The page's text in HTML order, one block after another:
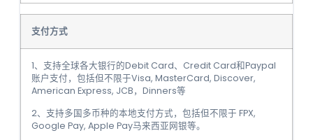
支付方式
1、支持全球各大银行的Debit Card、Credit Card和Paypal
账户支付，包括但不限于Visa, MasterCard, Discover,
American Express, JCB，Dinners等
2、支持多国多币种的本地支付方式，包括但不限于 FPX,
Google Pay, Apple Pay马来西亚网银等。